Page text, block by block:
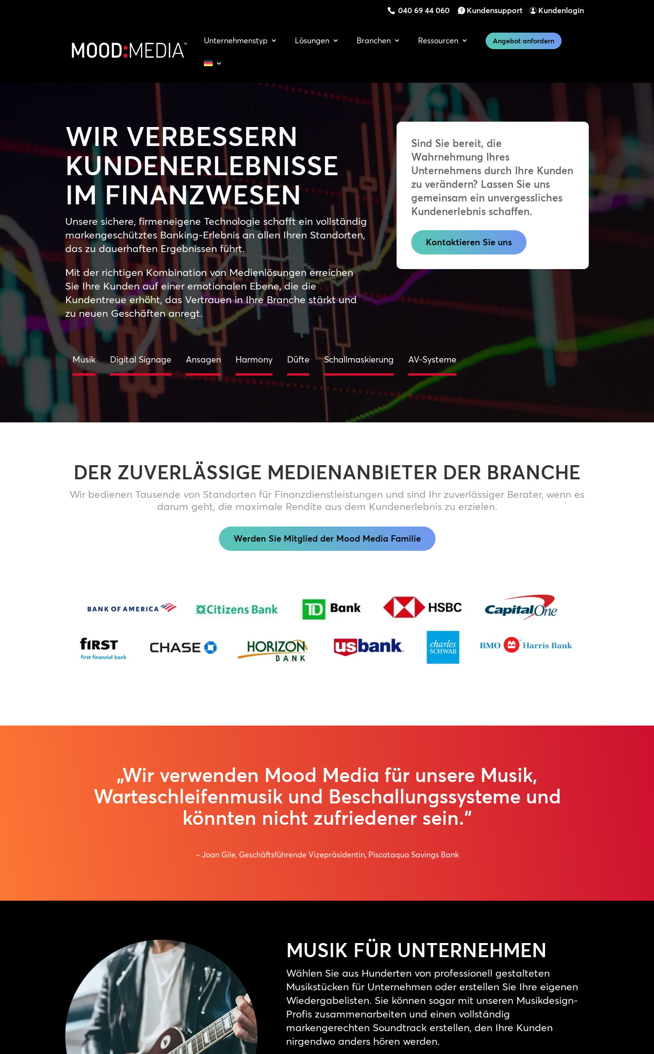
040 69 44 060 Kundensupport Kundenlogin
Unternehmenstyp Lösungen Branchen Ressourcen Angebot anfordern
WIR VERBESSERN
KUNDENERLEBNISSE
IM FINANZWESEN
Unsere sichere, firmeneigene Technologie schafft ein vollständig
markengeschütztes Banking-Erlebnis an allen Ihren Standorten,
das zu dauerhaften Ergebnissen führt.
Mit der richtigen Kombination von Medienlösungen erreichen
Sie Ihre Kunden auf einer emotionalen Ebene, die die
Kundentreue erhöht, das Vertrauen in Ihre Branche stärkt und
zu neuen Geschäften anregt.
Sind Sie bereit, die
Wahrnehmung Ihres
Unternehmens durch Ihre Kunden
zu verändern? Lassen Sie uns
gemeinsam ein unvergessliches
Kundenerlebnis schaffen.
Kontaktieren Sie uns
Musik Digital Signage Ansagen Harmony Düfte Schallmaskierung AV-Systeme
DER ZUVERLÄSSIGE MEDIENANBIETER DER BRANCHE
Wir bedienen Tausende von Standorten für Finanzdienstleistungen und sind Ihr zuverlässiger Berater, wenn es
darum geht, die maximale Rendite aus dem Kundenerlebnis zu erzielen.
Werden Sie Mitglied der Mood Media Familie
„Wir verwenden Mood Media für unsere Musik,
Warteschleifenmusik und Beschallungssysteme und
könnten nicht zufriedener sein.“
– Joan Gile, Geschäftsführende Vizepräsidentin, Piscataqua Savings Bank
MUSIK FÜR UNTERNEHMEN
Wählen Sie aus Hunderten von professionell gestalteten
Musikstücken für Unternehmen oder erstellen Sie Ihre eigenen
Wiedergabelisten. Sie können sogar mit unseren Musikdesign-
Profis zusammenarbeiten und einen vollständig
markengerechten Soundtrack erstellen, den Ihre Kunden
nirgendwo anders hören werden.